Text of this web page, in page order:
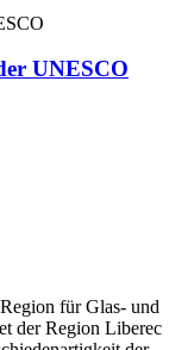
UNESCO
für Glas- und
der Region Liberec